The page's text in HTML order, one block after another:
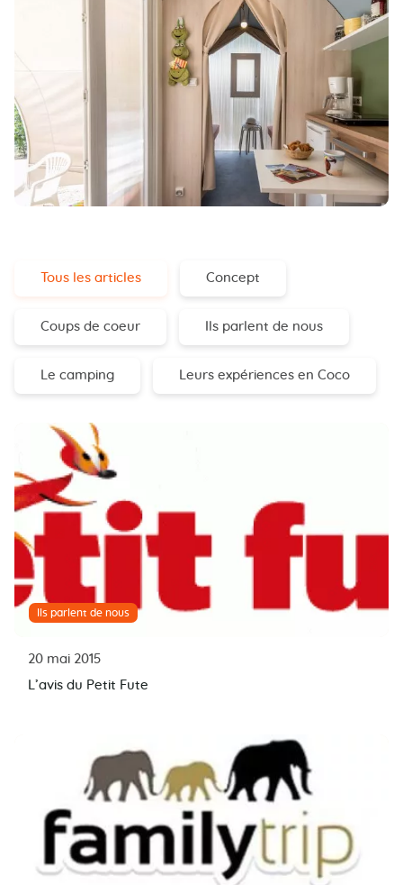
Tous les articles Concept
Coups de coeur Ils parlent de nous
Le camping Leurs expériences en Coco
Ils parlent de nous
20 mai 2015
L’avis du Petit Fute